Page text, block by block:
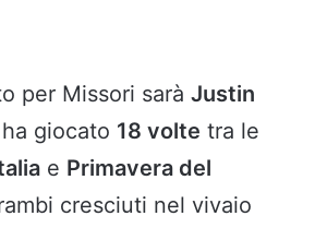
per Missori sarà Justin
giocato 18 volte tra le
e Primavera del
cresciuti nel vivaio